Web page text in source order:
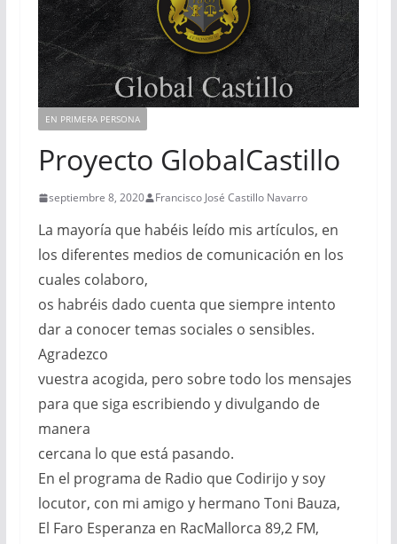
EN PRIMERA PERSONA
Proyecto GlobalCastillo
septiembre 8, 2020 Francisco José Castillo Navarro
La mayoría que habéis leído mis artículos, en
los diferentes medios de comunicación en los
cuales colaboro,
os habréis dado cuenta que siempre intento
dar a conocer temas sociales o sensibles.
Agradezco
vuestra acogida, pero sobre todo los mensajes
para que siga escribiendo y divulgando de
manera
cercana lo que está pasando.
En el programa de Radio que Codirijo y soy
locutor, con mi amigo y hermano Toni Bauza,
El Faro Esperanza en RacMallorca 89,2 FM,